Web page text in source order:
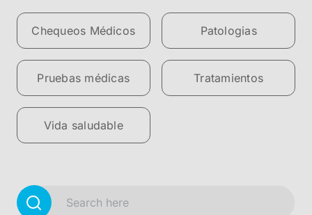
Chequeos Médicos Patologias
Pruebas médicas Tratamientos
Vida saludable